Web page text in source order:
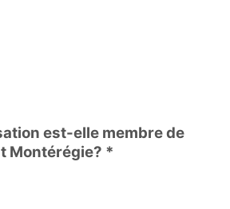
est-elle membre de
Montérégie? *